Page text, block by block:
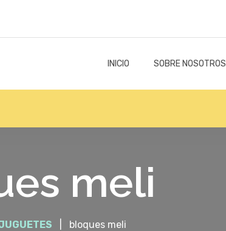
INICIO SOBRE NOSOTROS
meli
bloques meli